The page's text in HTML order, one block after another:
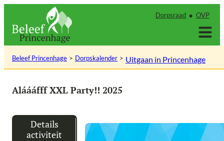
inhoud
Dorpsraad OVP
Beleef Princenhage Dorpskalender Uitgaan in Princenhage
Aláááfff XXL Party!! 2025
Details
activiteit